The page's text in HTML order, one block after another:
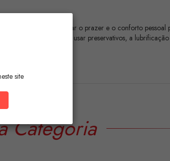
para aumentar o prazer e o conforto pessoal
reduzir o atrito. Ao usar preservativos, a
Categoria
site